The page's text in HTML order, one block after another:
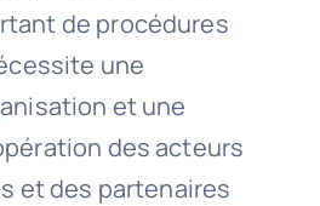
de procédures
une
et une
des acteurs
et des partenaires